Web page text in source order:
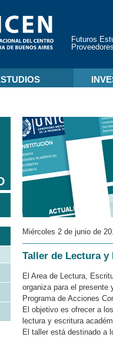
Futuros
Proveedores
Miércoles 2 de junio de
Taller de Lectura
El Area de Lectura,
organiza para el presente
Programa de Acciones
El objetivo es ofrecer a
lectura y escritura
El taller está destinado a